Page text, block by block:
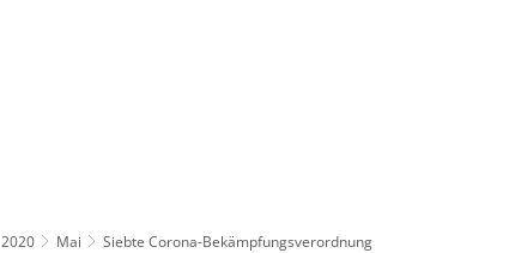
2020 Mai Siebte Corona-Bekämpfungsverordnung